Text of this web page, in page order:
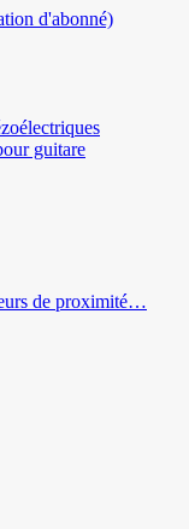
d'abonné)
guitare
de proximité…